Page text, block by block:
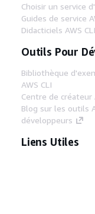
Choisir un service
Guides de service
Didacticiels AWS
Outils Pour
Bibliothèque
AWS CLI
Centre de créateur
Blog sur les outils
développeurs
Liens Utiles